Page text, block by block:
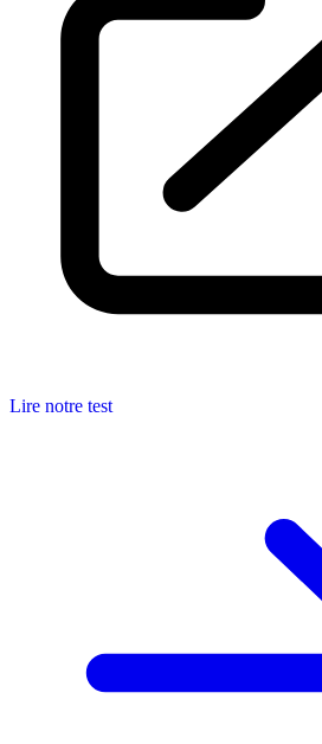
Lire notre test